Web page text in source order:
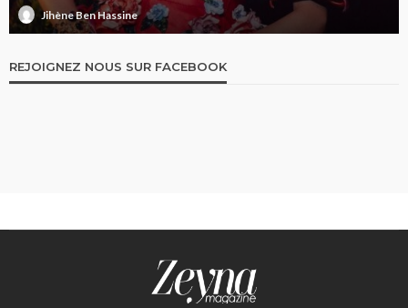
Jihène Ben Hassine
REJOIGNEZ NOUS SUR FACEBOOK